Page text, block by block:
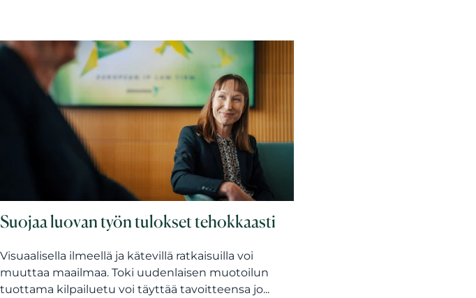
Suojaa luovan työn tulokset tehokkaasti
Visuaalisella ilmeellä ja kätevillä ratkaisuilla voi
muuttaa maailmaa. Toki uudenlaisen muotoilun
tuottama kilpailuetu voi täyttää tavoitteensa jo...